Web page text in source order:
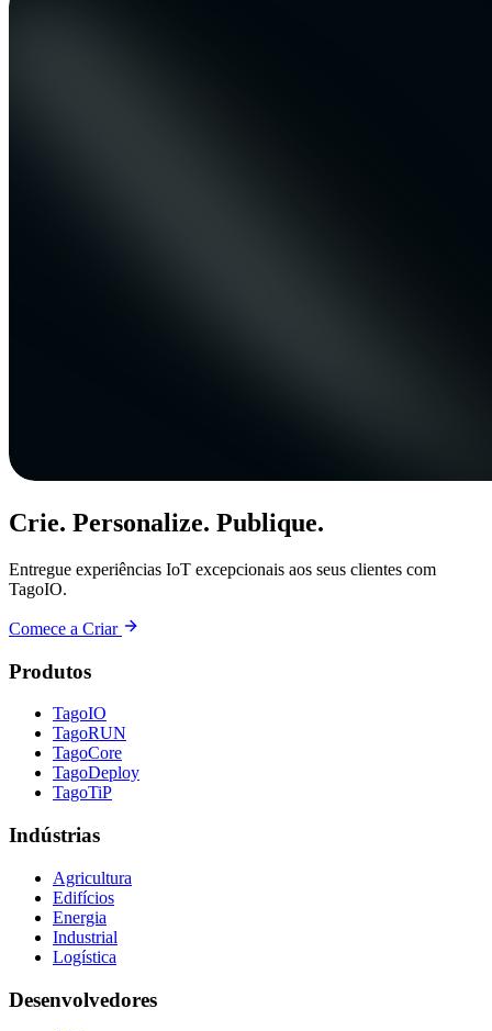
Crie. Personalize. Publique.
Entregue experiências IoT excepcionais aos seus clientes com
TagoIO.
Comece a Criar
Produtos
TagoIO
TagoRUN
TagoCore
TagoDeploy
TagoTiP
Indústrias
Agricultura
Edifícios
Energia
Industrial
Logística
Desenvolvedores